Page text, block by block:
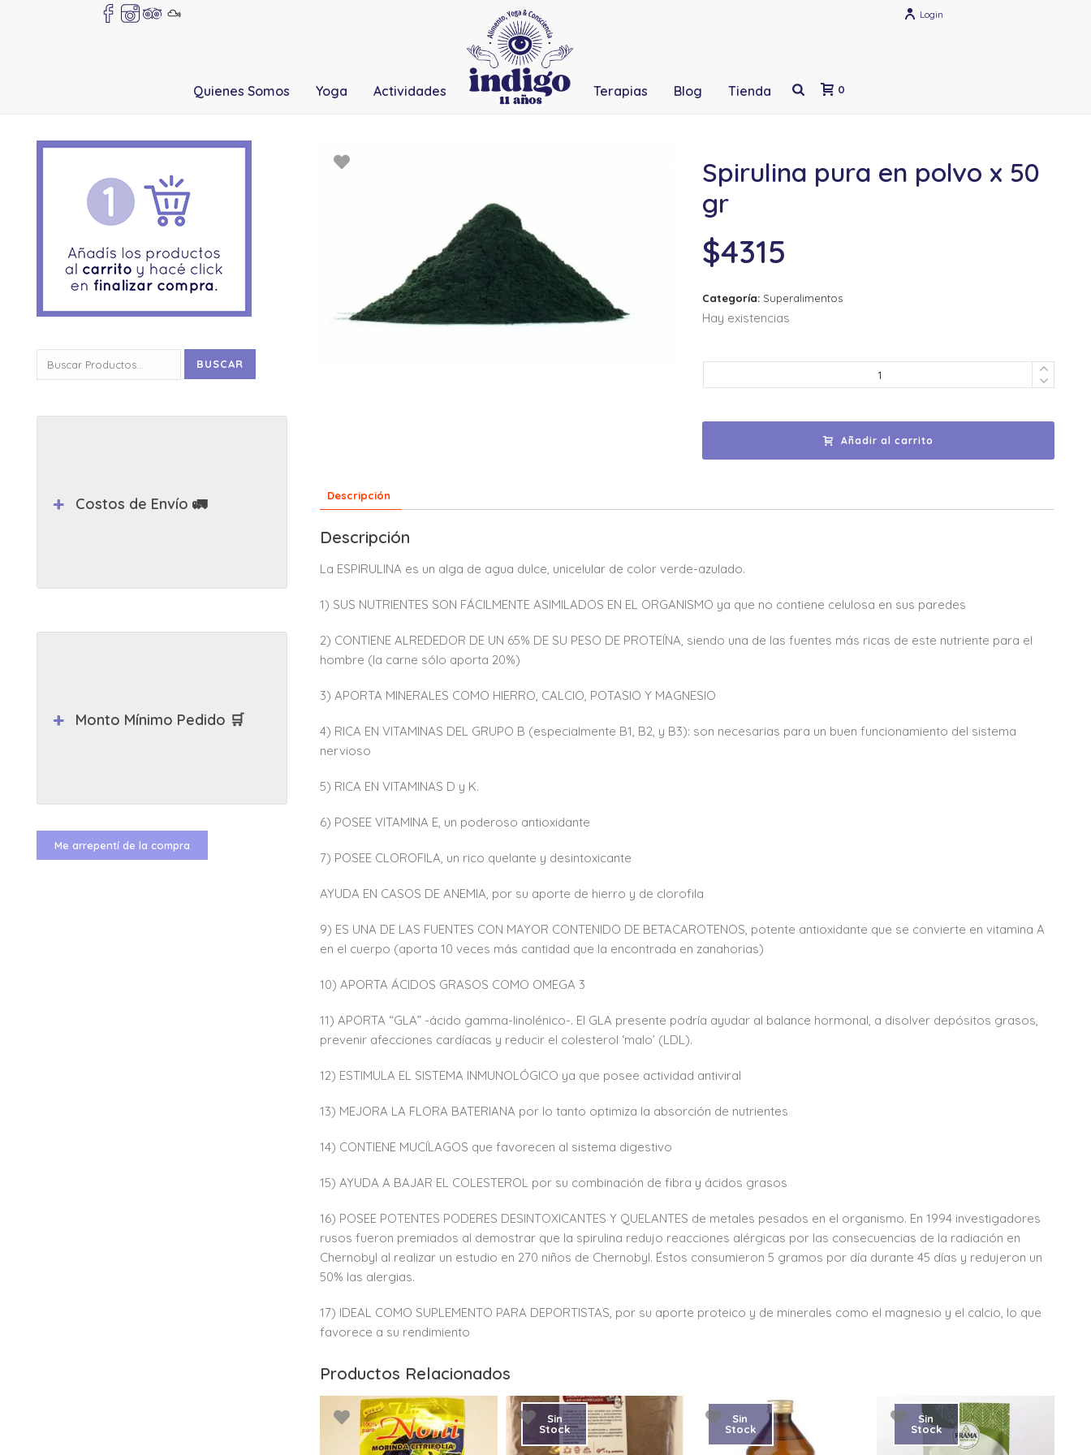
Login
Quienes Somos Yoga Actividades Terapias Blog Tienda 0
Spirulina pura en polvo x 50
gr
$4315
Categoría: Superalimentos
Hay existencias
Añadir al carrito
Descripción
Descripción
La ESPIRULINA es un alga de agua dulce, unicelular de color verde-azulado.
1) SUS NUTRIENTES SON FÁCILMENTE ASIMILADOS EN EL ORGANISMO ya que no contiene celulosa en sus paredes
2) CONTIENE ALREDEDOR DE UN 65% DE SU PESO DE PROTEÍNA, siendo una de las fuentes más ricas de este nutriente para el
hombre (la carne sólo aporta 20%)
3) APORTA MINERALES COMO HIERRO, CALCIO, POTASIO Y MAGNESIO
4) RICA EN VITAMINAS DEL GRUPO B (especialmente B1, B2, y B3): son necesarias para un buen funcionamiento del sistema
nervioso
5) RICA EN VITAMINAS D y K.
6) POSEE VITAMINA E, un poderoso antioxidante
7) POSEE CLOROFILA, un rico quelante y desintoxicante
AYUDA EN CASOS DE ANEMIA, por su aporte de hierro y de clorofila
9) ES UNA DE LAS FUENTES CON MAYOR CONTENIDO DE BETACAROTENOS, potente antioxidante que se convierte en vitamina A
en el cuerpo (aporta 10 veces más cantidad que la encontrada en zanahorias)
10) APORTA ÁCIDOS GRASOS COMO OMEGA 3
11) APORTA “GLA” -ácido gamma-linolénico-. El GLA presente podría ayudar al balance hormonal, a disolver depósitos grasos,
prevenir afecciones cardíacas y reducir el colesterol ‘malo’ (LDL).
12) ESTIMULA EL SISTEMA INMUNOLÓGICO ya que posee actividad antiviral
13) MEJORA LA FLORA BATERIANA por lo tanto optimiza la absorción de nutrientes
14) CONTIENE MUCÍLAGOS que favorecen al sistema digestivo
15) AYUDA A BAJAR EL COLESTEROL por su combinación de fibra y ácidos grasos
16) POSEE POTENTES PODERES DESINTOXICANTES Y QUELANTES de metales pesados en el organismo. En 1994 investigadores
rusos fueron premiados al demostrar que la spirulina redujo reacciones alérgicas por las consecuencias de la radiación en
Chernobyl al realizar un estudio en 270 niños de Chernobyl. Éstos consumieron 5 gramos por día durante 45 días y redujeron un
50% las alergias.
17) IDEAL COMO SUPLEMENTO PARA DEPORTISTAS, por su aporte proteico y de minerales como el magnesio y el calcio, lo que
favorece a su rendimiento
Productos Relacionados
Sin
Stock
Sin
Stock
Sin
Stock
por:
BUSCAR
Costos de Envío 🚛
Monto Mínimo Pedido 🛒
Me arrepentí de la compra